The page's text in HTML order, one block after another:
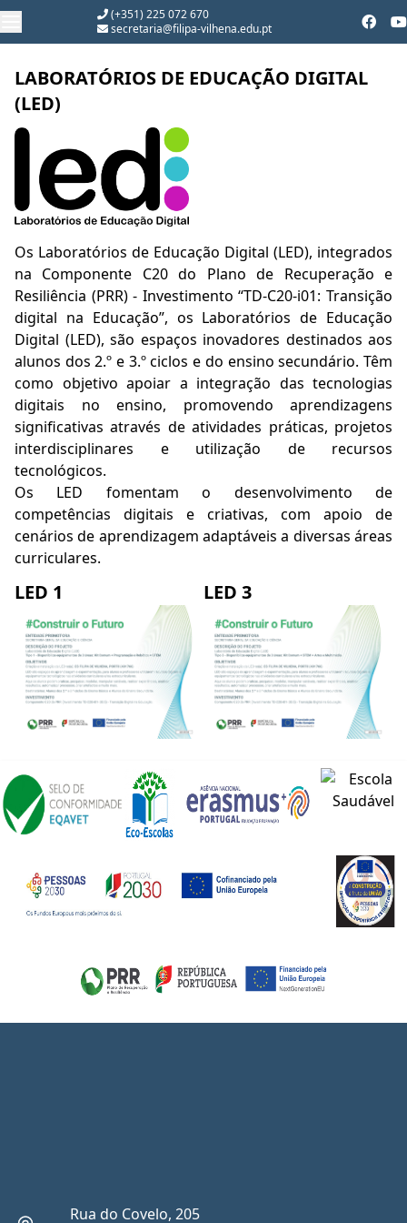
(+351) 225 072 670
secretaria@filipa-vilhena.edu.pt
LABORATÓRIOS DE EDUCAÇÃO DIGITAL
(LED)
Os Laboratórios de Educação Digital (LED), integrados
na Componente C20 do Plano de Recuperação e
Resiliência (PRR) - Investimento “TD-C20-i01: Transição
digital na Educação”, os Laboratórios de Educação
Digital (LED), são espaços inovadores destinados aos
alunos dos 2.º e 3.º ciclos e do ensino secundário. Têm
como objetivo apoiar a integração das tecnologias
digitais no ensino, promovendo aprendizagens
significativas através de atividades práticas, projetos
interdisciplinares e utilização de recursos
tecnológicos.
Os LED fomentam o desenvolvimento de
competências digitais e criativas, com apoio de
cenários de aprendizagem adaptáveis a diversas áreas
curriculares.
LED 1 LED 3
Rua do Covelo, 205